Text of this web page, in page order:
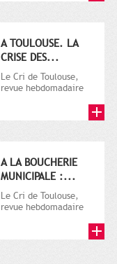
A TOULOUSE. LA
CRISE DES...
Le Cri de Toulouse,
revue hebdomadaire
A LA BOUCHERIE
MUNICIPALE :...
Le Cri de Toulouse,
revue hebdomadaire